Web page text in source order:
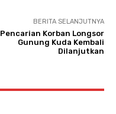
BERITA SELANJUTNYA
Pencarian Korban Longsor
Gunung Kuda Kembali
Dilanjutkan